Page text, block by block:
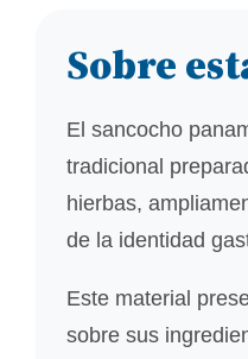
Sobre
El sancocho
tradicional
hierbas,
de la identidad
Este material
sobre sus